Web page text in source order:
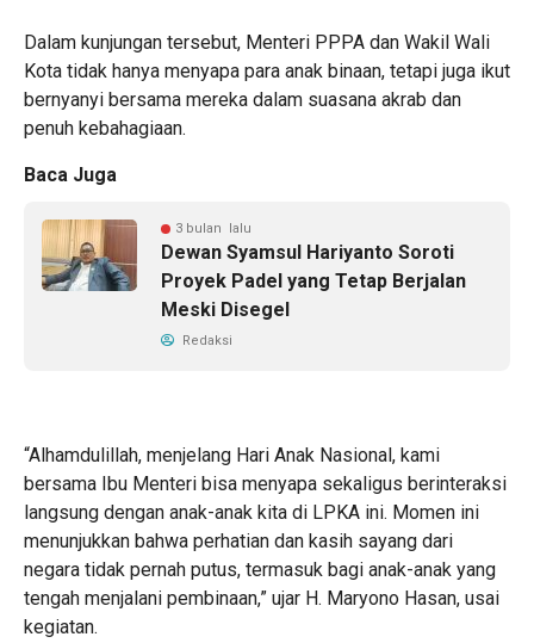
Dalam kunjungan tersebut, Menteri PPPA dan Wakil Wali
Kota tidak hanya menyapa para anak binaan, tetapi juga ikut
bernyanyi bersama mereka dalam suasana akrab dan
penuh kebahagiaan.
Baca Juga
3 bulan lalu
Dewan Syamsul Hariyanto Soroti
Proyek Padel yang Tetap Berjalan
Meski Disegel
Redaksi
“Alhamdulillah, menjelang Hari Anak Nasional, kami
bersama Ibu Menteri bisa menyapa sekaligus berinteraksi
langsung dengan anak-anak kita di LPKA ini. Momen ini
menunjukkan bahwa perhatian dan kasih sayang dari
negara tidak pernah putus, termasuk bagi anak-anak yang
tengah menjalani pembinaan,” ujar H. Maryono Hasan, usai
kegiatan.